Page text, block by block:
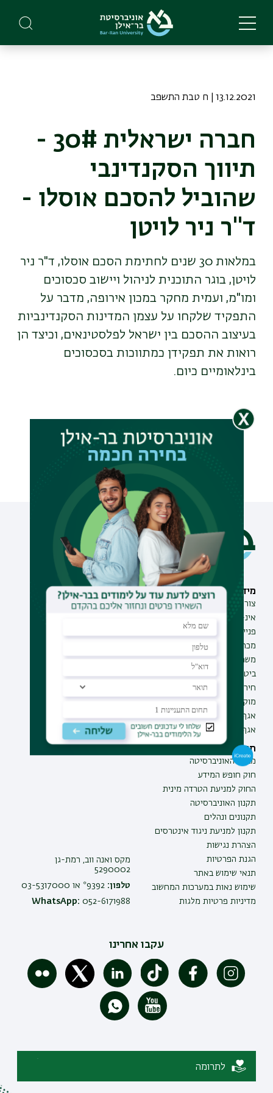
main
13.12.2021 | ח טבת התשפב
חברה ישראלית 30# -
תיווך הסקנדינבי
שהוביל להסכם אוסלו -
ד"ר ניר לויטן
במלאות 30 שנים לחתימת הסכם אוסלו, ד"ר ניר
לויטן, בוגר התוכנית לניהול ויישוב סכסוכים
ומו"מ, ועמית מחקר במכון אירופה, מדבר על
התפקיד שלקחו על עצמן המדינות הסקנדינביות
בעיצוב ההסכם בין ישראל לפלסטינאים, וכיצד הן
רואות את תפקידן כמתווכות בסכסוכים
בינלאומיים כיום.
מידע וסיוע
צור קשר
אינ-בר מידע אישי לסטודנט
פנייה למנהל האתר
מכרזים
משרות בבר-אילן
ביטחון ובטיחות
חירום ועזרה ראשונה
מוקד בקרה לדיווחים
אגף התקשוב
אגף התפעול
תחומי לימוד
תואר ראשון
תוכניות העשרה
תקנות וביקורת
מבקר האוניברסיטה
חוק חופש המידע
החוק למניעת הטרדה מינית
תקנון האוניברסיטה
תקנונים ונהלים
תקנון למניעת ניגוד אינטרסים
הצהרת נגישות
הגנת הפרטיות
תנאי שימוש באתר
שימוש נאות במערכות המחשוב
מדיניות פרטיות מלגות
מקס ואנה ווב, רמת-גן
5290002
טלפון: 9392* או 03-5317000
WhatsApp: 052-6171988
עקבו אחרינו
לתרומה